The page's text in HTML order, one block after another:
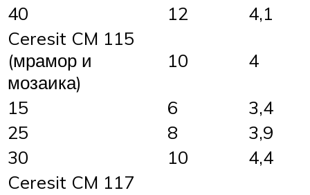
40
12
4,1
Ceresit CM 115
(мрамор и
мозаика)
10 4
15 6
3,4
25
8
3,9
30
10
4,4
Ceresit CM 117